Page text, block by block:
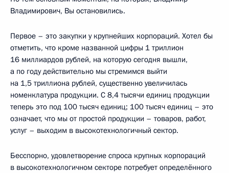
Владимирович, Вы остановились.
Первое – это закупки у крупнейших корпораций. Хотел бы
отметить, что кроме названной цифры 1 триллион
16 миллиардов рублей, на которую сегодня вышли,
а по году действительно мы стремимся выйти
на 1,5 триллиона рублей, существенно увеличилась
номенклатура продукции. С 8,4 тысячи единиц продукции
теперь это под 100 тысяч единиц; 100 тысяч единиц – это
означает, что мы от простой продукции – товаров, работ,
услуг – выходим в высокотехнологичный сектор.
Бесспорно, удовлетворение спроса крупных корпораций
в высокотехнологичном секторе потребует определённого